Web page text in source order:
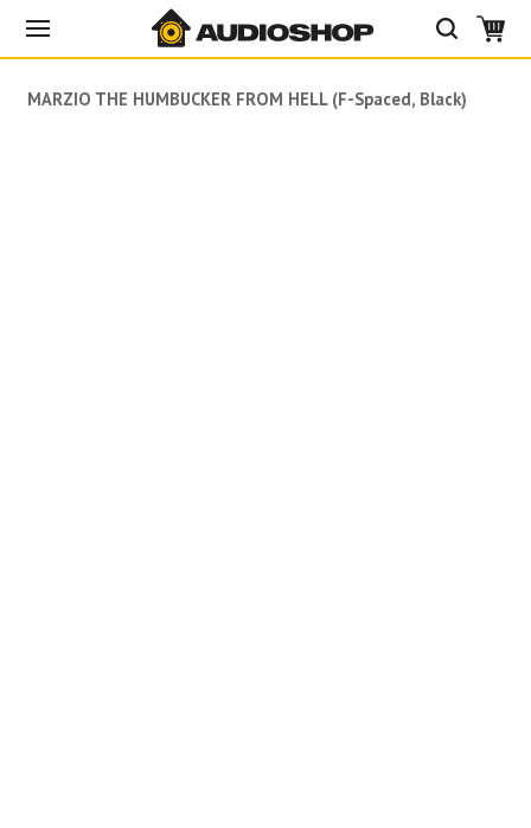
DIMARZIO THE HUMBUCKER FROM HELL (F-Spaced, Black)